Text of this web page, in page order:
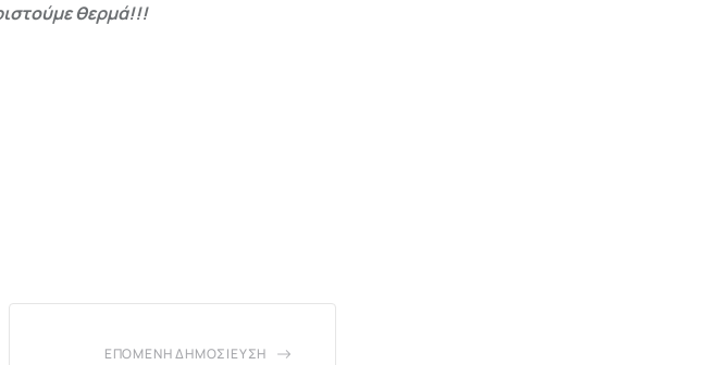
θερμά!!!
ΕΠΌΜΕΝΗ ΔΗΜΟΣΊΕΥΣΗ